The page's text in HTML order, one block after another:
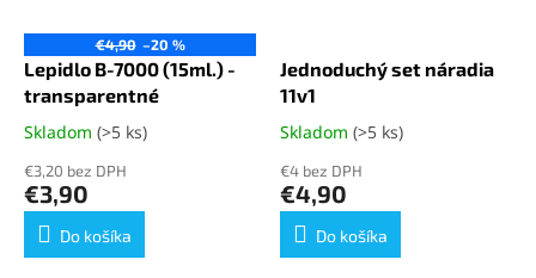
€4,90 –20 %
Lepidlo B-7000 (15ml.) -
transparentné
Priemerné
produktu
je
5,0
Skladom (>5 ks)
€3,20 bez DPH
€3,90
Do košíka
Jednoduchý set náradia
11v1
Priemerné
produktu
je
5,0
Skladom (>5 ks)
€4 bez DPH
€4,90
Do košíka